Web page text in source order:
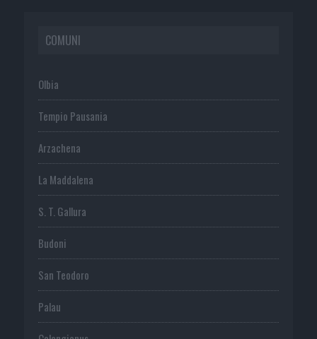
COMUNI
Olbia
Tempio Pausania
Arzachena
La Maddalena
S. T. Gallura
Budoni
San Teodoro
Palau